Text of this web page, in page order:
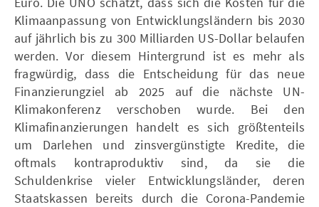
Klimaanpassung von Entwicklungsländern bis 2030
auf jährlich bis zu 300 Milliarden US-Dollar belaufen
werden. Vor diesem Hintergrund ist es mehr als
fragwürdig, dass die Entscheidung für das neue
Finanzierungziel ab 2025 auf die nächste UN-
Klimakonferenz verschoben wurde. Bei den
Klimafinanzierungen handelt es sich größtenteils
um Darlehen und zinsvergünstigte Kredite, die
oftmals kontraproduktiv sind, da sie die
Schuldenkrise vieler Entwicklungsländer, deren
Staatskassen bereits durch die Corona-Pandemie